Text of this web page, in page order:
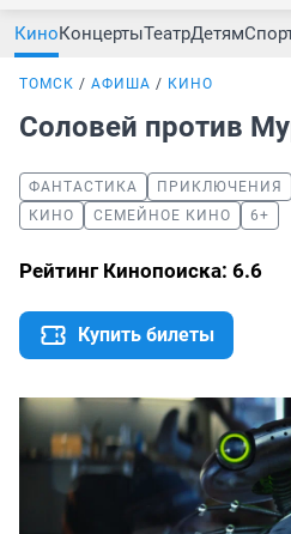
КиноКонцертыТеатрДетям
ТОМСК АФИША КИНО
Соловей против
ФАНТАСТИКА ПРИКЛЮЧЕНИЯ
КИНО
СЕМЕЙНОЕ КИНО 6+
Рейтинг Кинопоиска: 6.6
Купить билеты